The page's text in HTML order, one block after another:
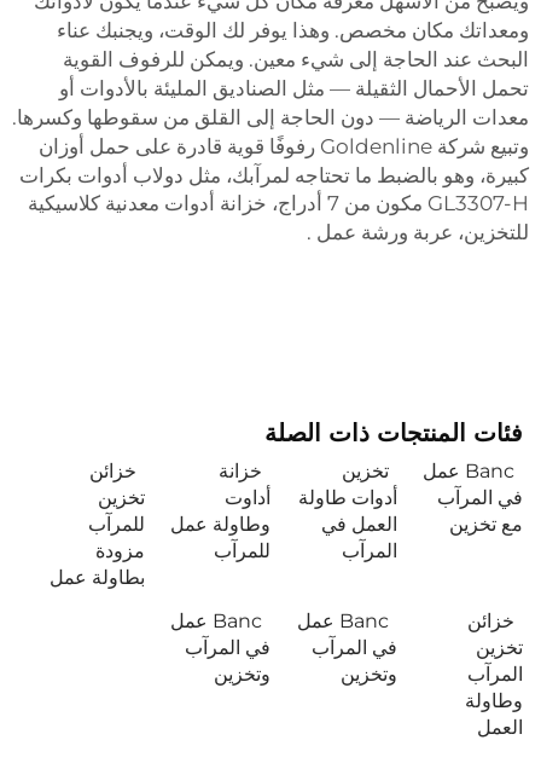
ومعداتك مكان مخصص. وهذا يوفر لك الوقت، ويجنبك عناء
البحث عند الحاجة إلى شيء معين. ويمكن للرفوف القوية
تحمل الأحمال الثقيلة — مثل الصناديق المليئة بالأدوات أو
معدات الرياضة — دون الحاجة إلى القلق من سقوطها وكسرها.
وتبيع شركة Goldenline رفوفًا قوية قادرة على حمل أوزان
كبيرة، وهو بالضبط ما تحتاجه لمرآبك، مثل دولاب أدوات بكرات
GL3307-H مكون من 7 أدراج، خزانة أدوات معدنية كلاسيكية
للتخزين، عربة ورشة عمل .
فئات المنتجات ذات الصلة
Banc عمل
في المرآب
مع تخزين
تخزين
أدوات طاولة
العمل في
المرآب
خزانة
أداوت
وطاولة عمل
للمرآب
خزائن
تخزين
للمرآب
مزودة
بطاولة عمل
خزائن
تخزين
المرآب
وطاولة
العمل
Banc عمل
في المرآب
وتخزين
Banc عمل
في المرآب
وتخزين